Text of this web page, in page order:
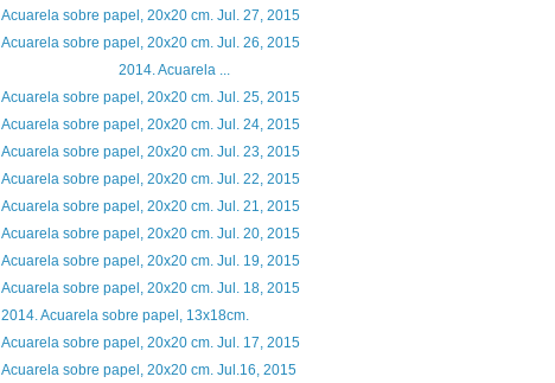
Acuarela sobre papel, 20x20 cm. Jul. 27, 2015
Acuarela sobre papel, 20x20 cm. Jul. 26, 2015
2014. Acuarela ...
Acuarela sobre papel, 20x20 cm. Jul. 25, 2015
Acuarela sobre papel, 20x20 cm. Jul. 24, 2015
Acuarela sobre papel, 20x20 cm. Jul. 23, 2015
Acuarela sobre papel, 20x20 cm. Jul. 22, 2015
Acuarela sobre papel, 20x20 cm. Jul. 21, 2015
Acuarela sobre papel, 20x20 cm. Jul. 20, 2015
Acuarela sobre papel, 20x20 cm. Jul. 19, 2015
Acuarela sobre papel, 20x20 cm. Jul. 18, 2015
2014. Acuarela sobre papel, 13x18cm.
Acuarela sobre papel, 20x20 cm. Jul. 17, 2015
Acuarela sobre papel, 20x20 cm. Jul.16, 2015